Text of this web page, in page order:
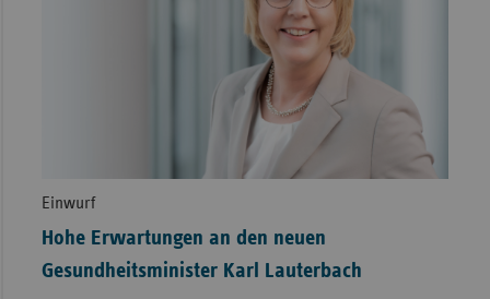
Einwurf
Hohe Erwartungen an den neuen
Gesundheitsminister Karl Lauterbach